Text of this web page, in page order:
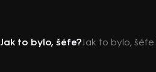
Jak to bylo, šéfe?Jak to bylo,